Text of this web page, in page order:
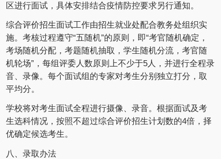
区进行面试，具体安排结合疫情防控要求另行通知。
综合评价招生面试工作由招生就业处配合教务处组织实
施。考核过程遵守“五随机”的原则，即“考官随机确定，
考场随机分配，考题随机抽取，学生随机分流，考官随
机轮场”，每组评委人数原则上不少于5人，并进行全程录
音、录像。每个面试组的专家对考生分别独立打分，取
平均分。
学校将对考生面试全程进行摄像、录音。根据面试及考
生选科情况，按照不超过综合评价招生计划数的4倍，择
优确定候选考生。
八、录取办法